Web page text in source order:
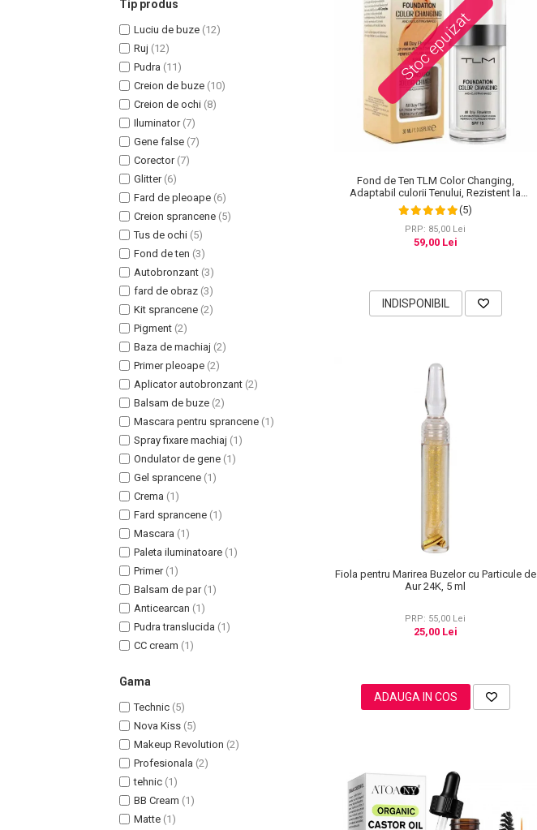
Uleiuri Unghii / Cuticule
Masaj Facial si Drenaj Limfatic
Plasturi ochi / nas / frunte
Demachiant si Apa Micelara
Tip produs
Luciu de buze (12)
Ruj (12)
Pudra (11)
Creion de buze (10)
Creion de ochi (8)
Iluminator (7)
Gene false (7)
Corector (7)
Glitter (6)
Fard de pleoape (6)
Creion sprancene (5)
Tus de ochi (5)
Fond de ten (3)
Autobronzant (3)
fard de obraz (3)
Kit sprancene (2)
Pigment (2)
Baza de machiaj (2)
Primer pleoape (2)
Aplicator autobronzant (2)
Balsam de buze (2)
Mascara pentru sprancene (1)
Spray fixare machiaj (1)
Ondulator de gene (1)
Gel sprancene (1)
Crema (1)
Fard sprancene (1)
Mascara (1)
Paleta iluminatoare (1)
Primer (1)
Balsam de par (1)
Anticearcan (1)
Pudra translucida (1)
CC cream (1)
Gama
Technic (5)
Nova Kiss (5)
Makeup Revolution (2)
Profesionala (2)
tehnic (1)
BB Cream (1)
Matte (1)
Stoc epuizat
Fond de Ten TLM Color Changing,
Adaptabil culorii Tenului, Rezistent la
Transfer 16H, SPF 15, 30 ml
(5)
PRP: 85,00 Lei
59,00 Lei
INDISPONIBIL
Fiola pentru Marirea Buzelor cu Particule de
Aur 24K, 5 ml
PRP: 55,00 Lei
25,00 Lei
ADAUGA IN COS